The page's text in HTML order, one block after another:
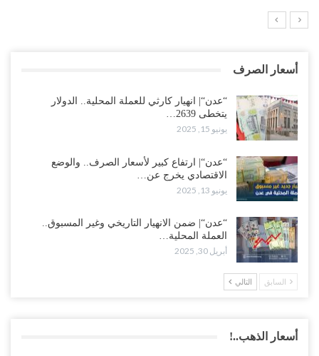
أسعار الصرف
“عدن“| انهيار كارثي للعملة المحلية.. الدولار
يتخطى 2639…
يونيو 15, 2025
“عدن“| ارتفاع كبير لأسعار الصرف.. والوضع
الاقتصادي يخرج عن…
يونيو 13, 2025
“عدن“| ضمن الانهيار التاريخي وغير المسبوق..
العملة المحلية…
أبريل 30, 2025
السابق التالي
أسعار الذهب..!